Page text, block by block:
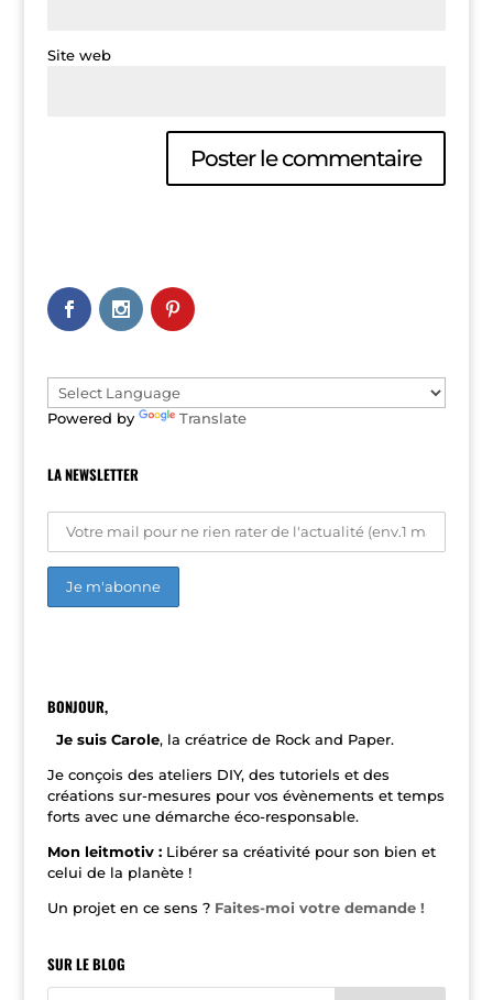
Site web
n
a
v
e
:Powered by Translate
LA NEWSLETTER
n
v
e
:
BONJOUR,
Je suis Carole, la créatrice de Rock and Paper.
Je conçois des ateliers DIY, des tutoriels et des
créations sur-mesures pour vos évènements et temps
forts avec une démarche éco-responsable.
Mon leitmotiv : Libérer sa créativité pour son bien et
celui de la planète !
Un projet en ce sens ? Faites-moi votre demande !
SUR LE BLOG